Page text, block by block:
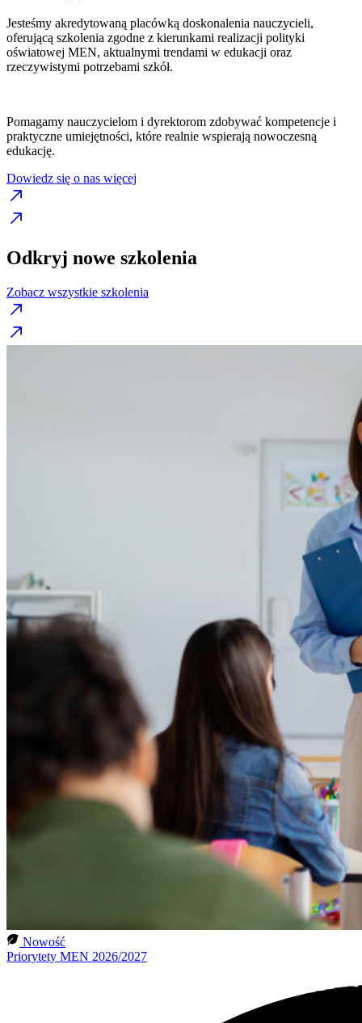
Jesteśmy akredytowaną placówką doskonalenia nauczycieli,
oferującą szkolenia zgodne z kierunkami realizacji polityki
oświatowej MEN, aktualnymi trendami w edukacji oraz
rzeczywistymi potrzebami szkół.
Pomagamy nauczycielom i dyrektorom zdobywać kompetencje i
praktyczne umiejętności, które realnie wspierają nowoczesną
edukację.
Dowiedz się o nas więcej
Odkryj nowe szkolenia
Zobacz wszystkie szkolenia
Nowość
Priorytety MEN 2026/2027